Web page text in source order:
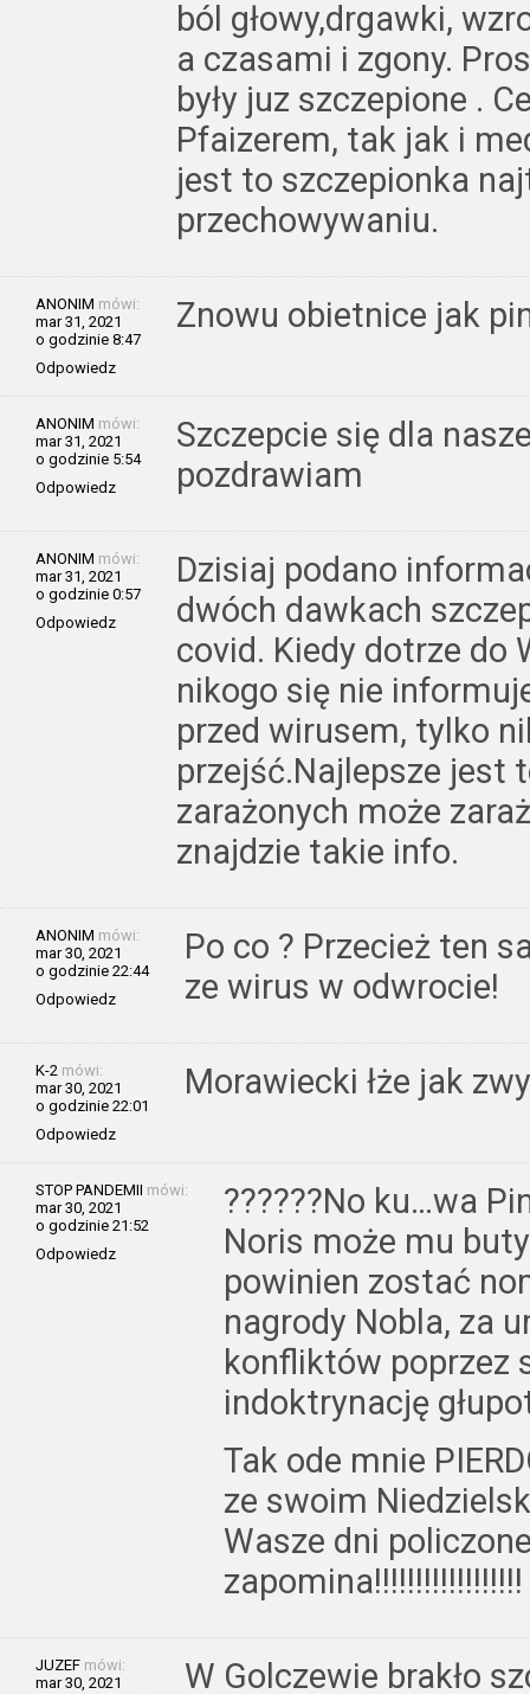
ból głowy,drgawki,
a czasami i zgony.
były juz szczepione .
Pfaizerem, tak jak i
jest to szczepionka
przechowywaniu.
ANONIM mówi:
mar 31, 2021
o godzinie 8:47
Odpowiedz
Znowu obietnice jak
ANONIM mówi:
mar 31, 2021
o godzinie 5:54
Odpowiedz
Szczepcie się dla
pozdrawiam
ANONIM mówi:
mar 31, 2021
o godzinie 0:57
Odpowiedz
Dzisiaj podano
dwóch dawkach
covid. Kiedy dotrze do
nikogo się nie
przed wirusem, tylko
przejść.Najlepsze jest
zarażonych może
znajdzie takie info.
ANONIM mówi:
mar 30, 2021
o godzinie 22:44
Odpowiedz
Po co ? Przecież ten
ze wirus w odwrocie!
K-2 mówi:
mar 30, 2021
o godzinie 22:01
Odpowiedz
Morawiecki łże jak
STOP PANDEMII mówi:
mar 30, 2021
o godzinie 21:52
Odpowiedz
??????No ku…wa
Noris może mu
powinien zostać
nagrody Nobla, za
konfliktów poprzez
indoktrynację
Tak ode mnie
ze swoim
Wasze dni
zapomina!!!!!!!!!!!!!!!!!!
JUZEF mówi:
mar 30, 2021
W Golczewie brakło